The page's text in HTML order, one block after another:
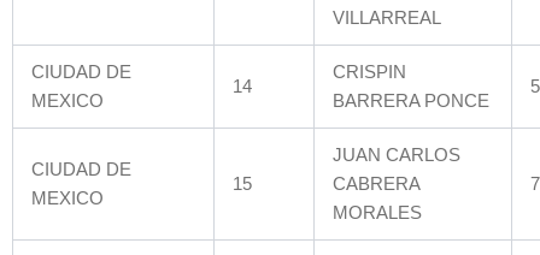
VILLARREAL
CIUDAD DE
MEXICO
14
CRISPIN
BARRERA PONCE
CIUDAD DE
MEXICO
15
JUAN CARLOS
CABRERA
MORALES